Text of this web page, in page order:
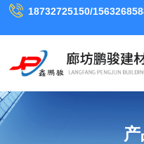
18732725150/